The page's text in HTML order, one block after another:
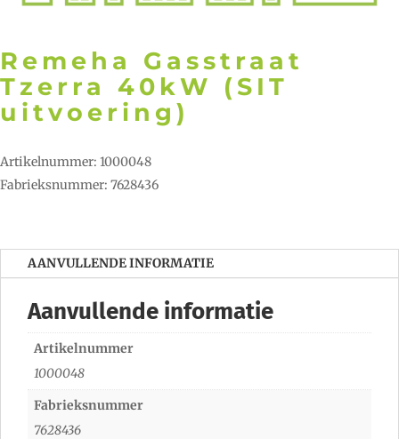
Remeha Gasstraat
Tzerra 40kW (SIT
uitvoering)
Artikelnummer: 1000048
Fabrieksnummer: 7628436
AANVULLENDE INFORMATIE
Aanvullende informatie
Artikelnummer
1000048
Fabrieksnummer
7628436